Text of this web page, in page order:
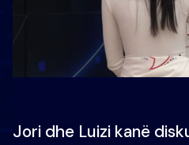
Jori dhe Luizi kanë